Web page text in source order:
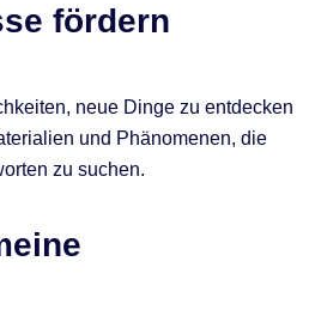
fördern
neue Dinge zu entdecken
und Phänomenen, die
zu suchen.